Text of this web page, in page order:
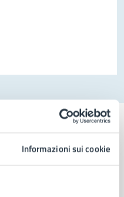
Informazioni sui cookie